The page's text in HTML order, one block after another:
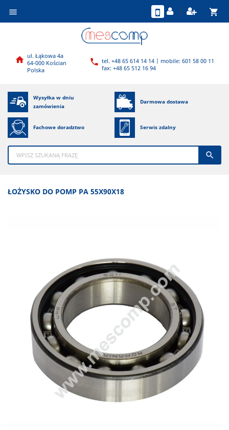
 shopping_cart
 ul. Łąkowa 4a
64-000 Kościan
Polska
 tel. +48 65 614 14 14 | mobile: 601 58 00 11
fax: +48 65 512 16 94
Wysyłka w dniu
zamówienia
Darmowa dostawa
Fachowe doradztwo Serwis zdalny

ŁOŻYSKO DO POMP PA 55X90X18